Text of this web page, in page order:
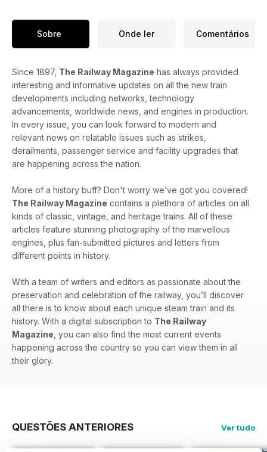
Sobre Onde ler Comentários
Since 1897, The Railway Magazine has always provided
interesting and informative updates on all the new train
developments including networks, technology
advancements, worldwide news, and engines in production.
In every issue, you can look forward to modern and
relevant news on relatable issues such as strikes,
derailments, passenger service and facility upgrades that
are happening across the nation.
More of a history buff? Don't worry we’ve got you covered!
The Railway Magazine contains a plethora of articles on all
kinds of classic, vintage, and heritage trains. All of these
articles feature stunning photography of the marvellous
engines, plus fan-submitted pictures and letters from
different points in history.
With a team of writers and editors as passionate about the
preservation and celebration of the railway, you’ll discover
all there is to know about each unique steam train and its
history. With a digital subscription to The Railway
Magazine , you can also find the most current events
happening across the country so you can view them in all
their glory.
QUESTÕES ANTERIORES Ver tudo